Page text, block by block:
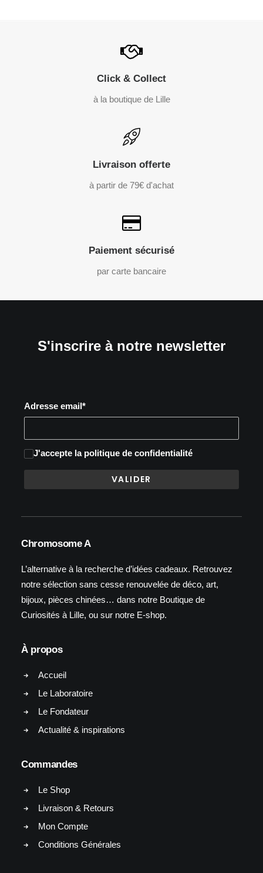
Click & Collect
à la boutique de Lille
Livraison offerte
à partir de 79€ d'achat
Paiement sécurisé
par carte bancaire
S'inscrire à notre newsletter
Adresse email*
J'accepte la politique de confidentialité
Chromosome A
L’alternative à la recherche d’idées cadeaux. Retrouvez
notre sélection sans cesse renouvelée de déco, art,
bijoux, pièces chinées… dans notre Boutique de
Curiosités à Lille, ou sur notre E-shop.
À propos
Accueil
Le Laboratoire
Le Fondateur
Actualité & inspirations
Commandes
Le Shop
Livraison & Retours
Mon Compte
Conditions Générales